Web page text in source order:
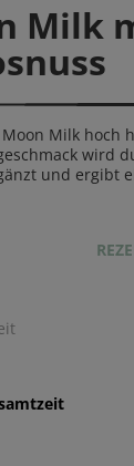
Milk
Milk hoch
wird
und ergibt